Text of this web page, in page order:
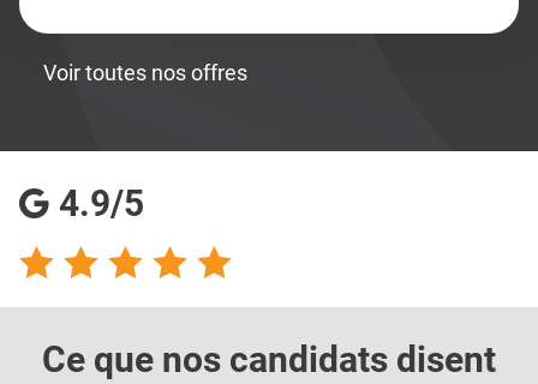
Voir toutes nos offres
4.9/5
Ce que nos candidats disent